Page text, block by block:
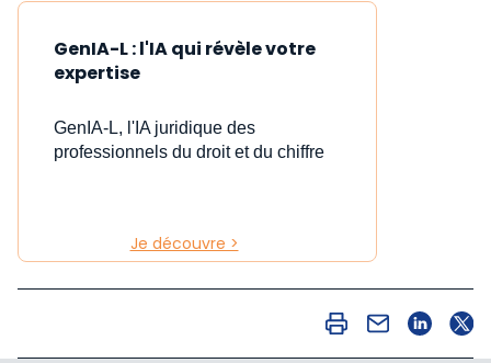
GenIA-L : l'IA qui révèle votre
expertise
GenIA-L, l'IA juridique des
professionnels du droit et du chiffre
Je découvre >